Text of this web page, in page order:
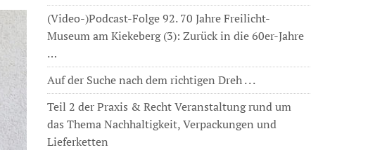
(Video-)Podcast-Folge 92. 70 Jahre Freilicht-
Museum am Kiekeberg (3): Zurück in die 60er-Jahre
…
Auf der Suche nach dem richtigen Dreh . . .
Teil 2 der Praxis & Recht Veranstaltung rund um
das Thema Nachhaltigkeit, Verpackungen und
Lieferketten